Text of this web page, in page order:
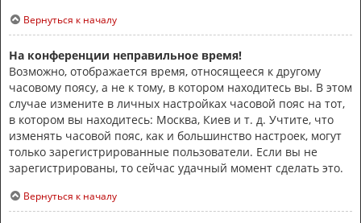
Вернуться к началу
На конференции неправильное время!
Возможно, отображается время, относящееся к другому
часовому поясу, а не к тому, в котором находитесь вы. В этом
случае измените в личных настройках часовой пояс на тот,
в котором вы находитесь: Москва, Киев и т. д. Учтите, что
изменять часовой пояс, как и большинство настроек, могут
только зарегистрированные пользователи. Если вы не
зарегистрированы, то сейчас удачный момент сделать это.
Вернуться к началу